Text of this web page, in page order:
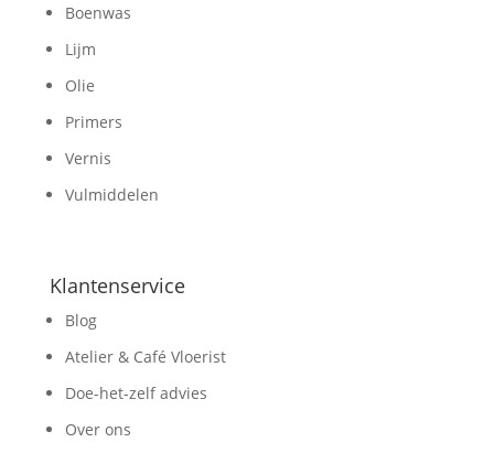
Boenwas
Lijm
Olie
Primers
Vernis
Vulmiddelen
Klantenservice
Blog
Atelier & Café Vloerist
Doe-het-zelf advies
Over ons